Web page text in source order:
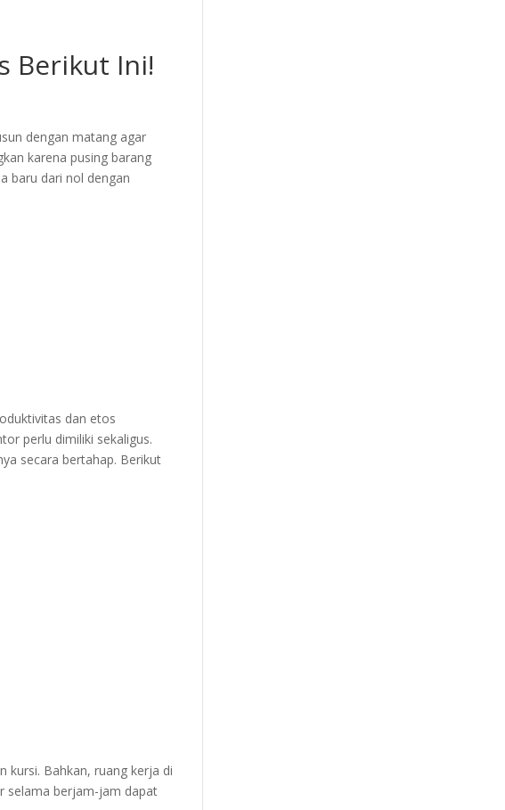
Berikut Ini!
dengan matang agar
karena pusing barang
baru dari nol dengan
dan etos
perlu dimiliki sekaligus.
secara bertahap. Berikut
kursi. Bahkan, ruang kerja di
selama berjam-jam dapat